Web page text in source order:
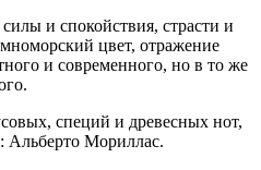
и спокойствия, страсти и
цвет, отражение
и современного, но в то же
специй и древесных нот,
Альберто Мориллас.